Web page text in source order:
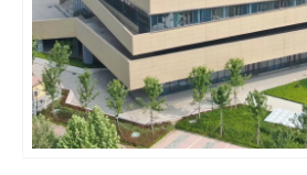
שטאָל איז אַ העכסט דוראַבאַל מאַטעריאַל וואָס
רידוסינג לאַנג-טערמין אַפּערייטינג קאָס פֿאַר די
פּראַוויידינג צוגעלייגט זיכערקייַט
פֿאַר סטודענטן און לערערס.
אויך עקאָ-פרייַנדלעך און סאַסטיינאַבאַל. שטאָל